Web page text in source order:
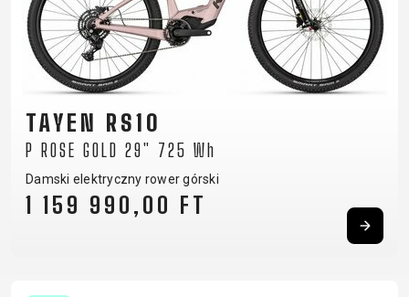
TAYEN RS10
P ROSE GOLD 29" 725 Wh
Damski elektryczny rower górski
1 159 990,00 FT